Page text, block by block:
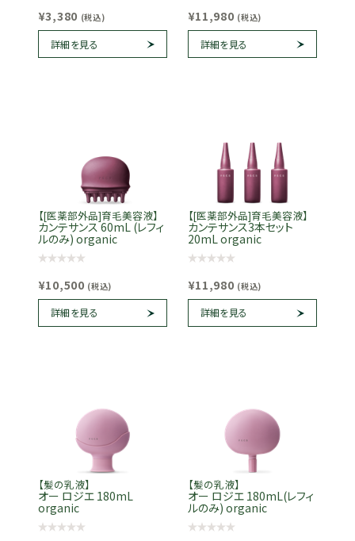
¥3,380 (税込)
詳細を見る
¥11,980 (税込)
詳細を見る
【[医薬部外品]育毛美容液】
カンテサンス 60mL (レフィ
ルのみ) organic
¥10,500 (税込)
詳細を見る
【[医薬部外品]育毛美容液】
カンテサンス3本セット
20mL organic
¥11,980 (税込)
詳細を見る
【髪の乳液】
オー ロジエ 180mL
organic
【髪の乳液】
オー ロジエ 180mL(レフィ
ルのみ) organic